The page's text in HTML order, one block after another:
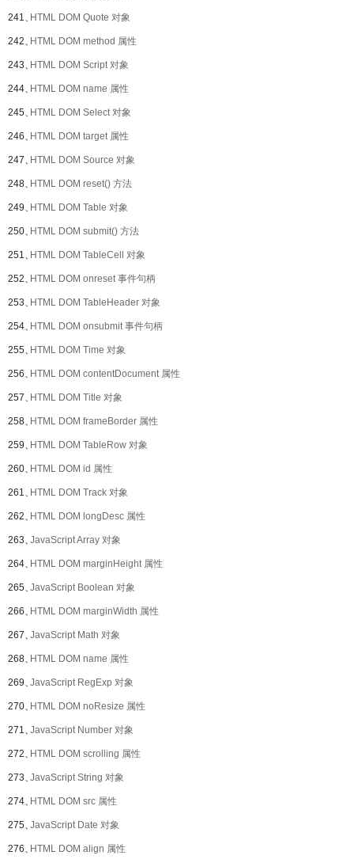
241、HTML DOM Quote 对象
242、HTML DOM method 属性
243、HTML DOM Script 对象
244、HTML DOM name 属性
245、HTML DOM Select 对象
246、HTML DOM target 属性
247、HTML DOM Source 对象
248、HTML DOM reset() 方法
249、HTML DOM Table 对象
250、HTML DOM submit() 方法
251、HTML DOM TableCell 对象
252、HTML DOM onreset 事件句柄
253、HTML DOM TableHeader 对象
254、HTML DOM onsubmit 事件句柄
255、HTML DOM Time 对象
256、HTML DOM contentDocument 属性
257、HTML DOM Title 对象
258、HTML DOM frameBorder 属性
259、HTML DOM TableRow 对象
260、HTML DOM id 属性
261、HTML DOM Track 对象
262、HTML DOM longDesc 属性
263、JavaScript Array 对象
264、HTML DOM marginHeight 属性
265、JavaScript Boolean 对象
266、HTML DOM marginWidth 属性
267、JavaScript Math 对象
268、HTML DOM name 属性
269、JavaScript RegExp 对象
270、HTML DOM noResize 属性
271、JavaScript Number 对象
272、HTML DOM scrolling 属性
273、JavaScript String 对象
274、HTML DOM src 属性
275、JavaScript Date 对象
276、HTML DOM align 属性